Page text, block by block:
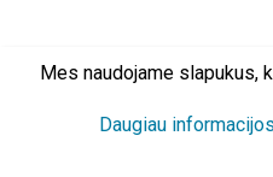
Mes naudojame slapukus,
Daugiau informacijos